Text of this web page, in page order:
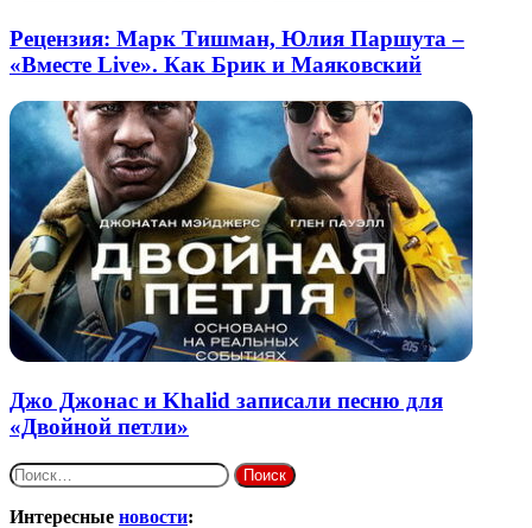
Рецензия: Марк Тишман, Юлия Паршута –
«Вместе Live». Как Брик и Маяковский
Джо Джонас и Khalid записали песню для
«Двойной петли»
Найти:
Интересные новости: